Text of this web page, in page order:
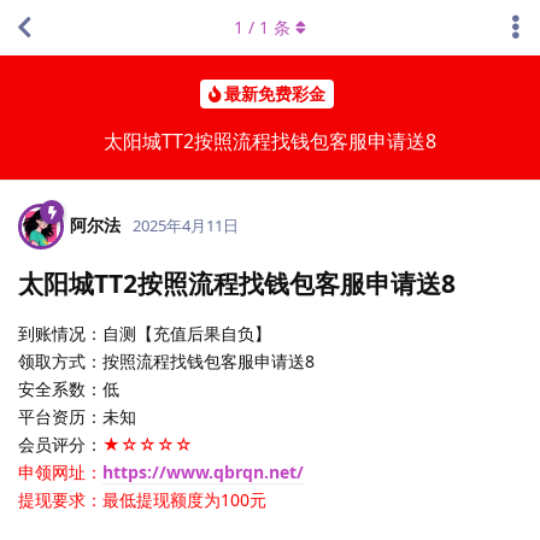
最新免费彩金
太阳城TT2按照流程找钱包客服申请送8
1 / 1 条
阿尔法 2025年4月11日
太阳城TT2按照流程找钱包客服申请送8
到账情况：自测【充值后果自负】
领取方式：按照流程找钱包客服申请送8
安全系数：低
平台资历：未知
会员评分： ★☆☆☆☆
申领网址： https://www.qbrqn.net/
提现要求：最低提现额度为100元